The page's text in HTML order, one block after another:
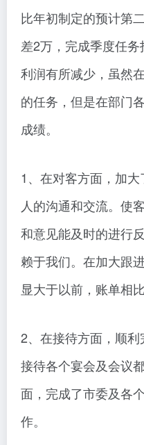
比年初制定的预计第
差2万，完成季度任
利润有所减少，虽然
的任务，但是在部门
成绩。
1、在对客方面，加
人的沟通和交流。使
和意见能及时的进行
赖于我们。在加大跟
显大于以前，账单相
2、在接待方面，顺利
接待各个宴会及会议
面，完成了市委及各
作。